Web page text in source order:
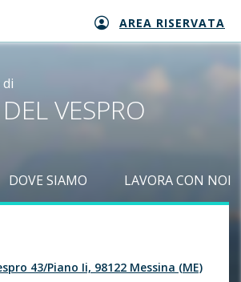
AREA RISERVATA
VESPRO
DOVE SIAMO LAVORA CON NOI
43/Piano Ii, 98122 Messina (ME)